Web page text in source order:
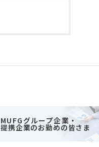
MUFGグループ企業・
提携企業のお勤めの皆さま